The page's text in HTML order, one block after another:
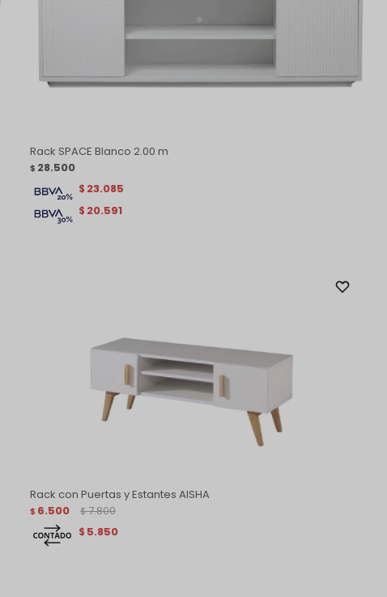
Rack SPACE Blanco 2.00 m
$ 28.500
$ 20.591
$ 23.085
Rack con Puertas y Estantes AISHA
$ 6.500 $ 7.800
$ 5.850